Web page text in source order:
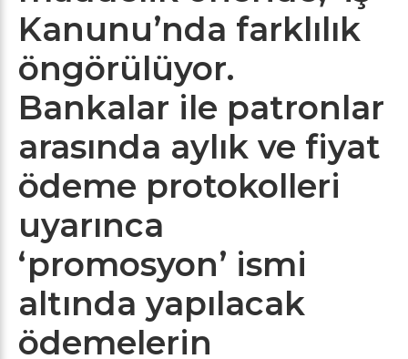
Kanunu’nda farklılık
öngörülüyor.
Bankalar ile patronlar
arasında aylık ve fiyat
ödeme protokolleri
uyarınca
‘promosyon’ ismi
altında yapılacak
ödemelerin